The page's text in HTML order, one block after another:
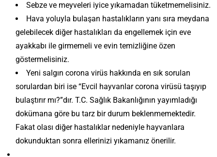
Sebze ve meyveleri iyice yıkamadan tüketmemelisiniz.
Hava yoluyla bulaşan hastalıkların yanı sıra meydana
gelebilecek diğer hastalıkları da engellemek için eve
ayakkabı ile girmemeli ve evin temizliğine özen
göstermelisiniz.
Yeni salgın corona virüs hakkında en sık sorulan
sorulardan biri ise “Evcil hayvanlar corona virüsü taşıyıp
bulaştırır mı?”dır. T.C. Sağlık Bakanlığının yayımladığı
dokümana göre bu tarz bir durum beklenmemektedir.
Fakat olası diğer hastalıklar nedeniyle hayvanlara
dokunduktan sonra ellerinizi yıkamanız önerilir.